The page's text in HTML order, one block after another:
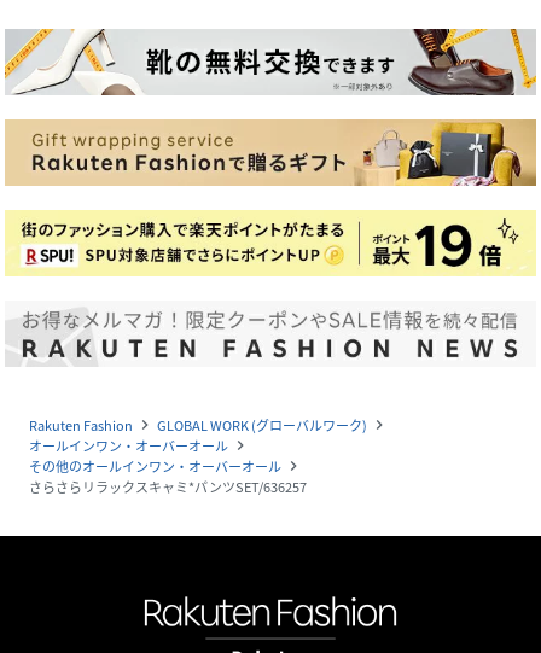
Rakuten Fashion navigate_next GLOBAL WORK (グローバルワーク) navigate_next
オールインワン・オーバーオール navigate_next
その他のオールインワン・オーバーオール navigate_next
さらさらリラックスキャミ*パンツSET/636257